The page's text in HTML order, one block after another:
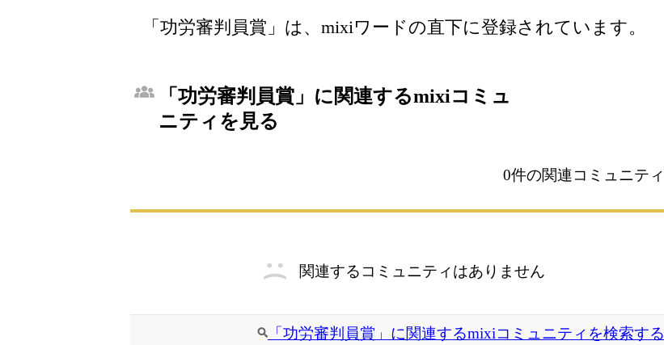
「功労審判員賞」は、mixiワードの直下に登録されています。
「功労審判員賞」に関連するmixiコミュ
ニティを見る
0件の関連コミュニティ
関連するコミュニティはありません
「功労審判員賞」に関連するmixiコミュニティを検索する